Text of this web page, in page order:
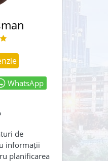
WhatsApp
de
informații
planificarea
un cont
cu